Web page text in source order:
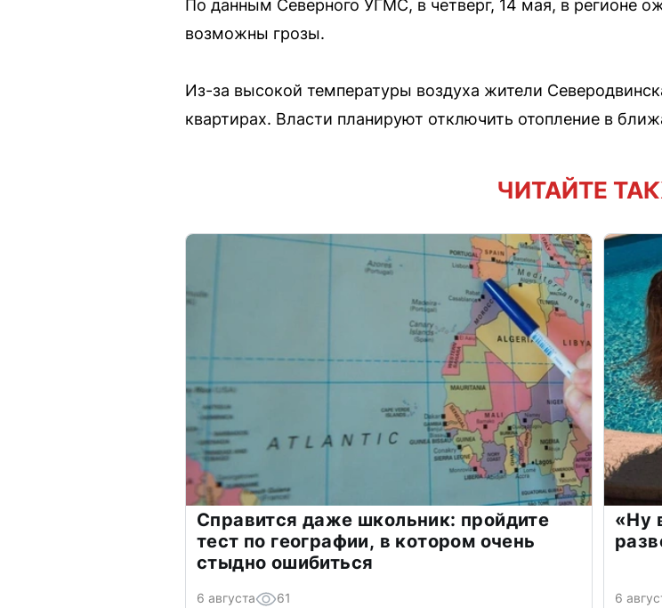
По данным Северного УГМС, в четверг, 14 мая, в регионе
возможны грозы.
Из-за высокой температуры воздуха жители
квартирах. Власти планируют отключить отопление в
ЧИТАЙТЕ
Справится даже школьник: пройдите
тест по географии, в котором очень
стыдно ошибиться
6 августа 61
«Ну
6